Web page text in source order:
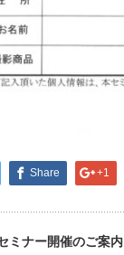
Share +1
ミナー開催のご案内